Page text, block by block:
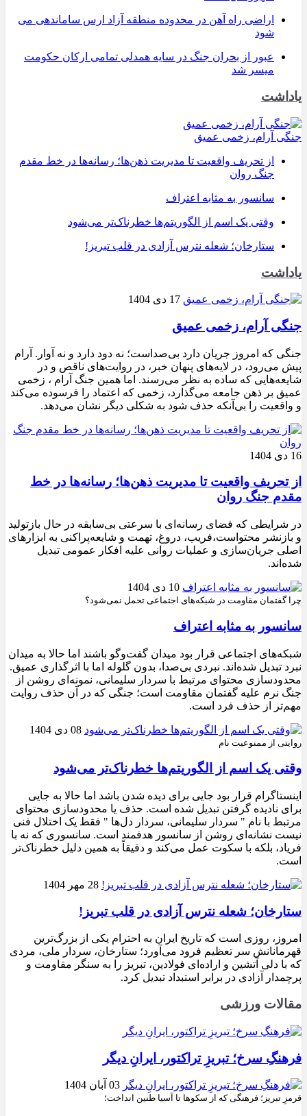
اراضی راه آهن در محدوده منطقه آزاد ارس ساماندهی می
شود
عبور از بحران جنگ در سایه همدلی تمامی ارکان حکومت
میسر شد
یاداشت
جنگی آرام، زخمی عمیق
از تحریف واقعیت تا مدیریت ذهن‌ها؛ رسانه‌ها در خط مقدم
جنگ روان
سانسور به مثابه اعتراف
وقتی یک اسم از الگوریتم‌ها خطرناک‌تر می‌شود
ستارخان؛ شعله نترس آزادی در قلب تبریز!
یاداشت
17 دی 1404
جنگی آرام، زخمی عمیق
جنگی که امروز جریان دارد بی‌صداست؛ نه دود دارد و نه آوار. آرام
پیش می‌رود، در لایه‌های پنهان خبر، در روایت‌های ناقص و در
شایعه‌هایی که ساده به نظر می‌رسند. اما همین جنگ آرام ، زخمی
عمیق بر ذهن جامعه می‌گذارد، زخمی که اعتماد را فرسوده می‌کند
و واقعیت را بی‌آنکه حذف شود به شکلی دیگر نشان می‌دهد.
16 دی 1404
از تحریف واقعیت تا مدیریت ذهن‌ها؛ رسانه‌ها در خط
مقدم جنگ روان
در شرایطی که فضای رسانه‌ای با سرعتی بی‌سابقه در حال بازتولید
و بازنشر محتواست،فریب، دروغ، تهمت و شایعه‌پراکنی به ابزارهای
اصلی جریان‌سازی و عملیات روانی علیه افکار عمومی تبدیل
شده‌اند.
10 دی 1404
چرا گفتمان مقاومت در شبکه‌های اجتماعی تحمل نمی‌شود؟
سانسور به مثابه اعتراف
شبکه‌های اجتماعی قرار بود میدان گفت‌وگو باشند اما حالا به میدان
نبرد تبدیل شده‌اند. نبردی بی‌صدا، بدون گلوله اما با اثرگذاری عمیق.
محدودسازی محتوای مرتبط با سردار سلیمانی، نمونه‌ای روشن از
جنگ نرم علیه گفتمان مقاومت است؛ جنگی که در آن حذف روایت
مهم‌تر از حذف فرد است.
08 دی 1404
روایتی از ممنوعیت نام
وقتی یک اسم از الگوریتم‌ها خطرناک‌تر می‌شود
اینستاگرام قرار بود جایی برای دیده شدن باشد اما حالا به جایی
برای نادیده گرفتن تبدیل شده است. حذف یا محدودسازی محتوای
مرتبط با نام " سردار سلیمانی، سردار دل‌ها " فقط یک اختلال فنی
نیست نشانه‌ای روشن از سانسور هدفمند است. سانسوری که نه با
فریاد، بلکه با سکوت عمل می‌کند و دقیقاً به همین دلیل خطرناک‌تر
است.
28 مهر 1404
ستارخان؛ شعله نترس آزادی در قلب تبریز!
امروز، روزی است که تاریخ ایران به احترام یکی از بزرگ‌ترین
قهرمانانش سر تعظیم فرود می‌آورد؛ ستارخان، سردار ملی، مردی
که با دلی آتشین و اراده‌ای فولادین، تبریز را به سنگر مقاومت و
پرچمدار آزادی در برابر استبداد تبدیل کرد.
مقالات ورزشی
فرهنگِ سرخ؛ تبریزِ تراکتور، ایرانِ دیگر
03 آبان 1404
قرمزِ تبریز؛ فرهنگی که از سکوها تا آسیا طنین انداخت؛